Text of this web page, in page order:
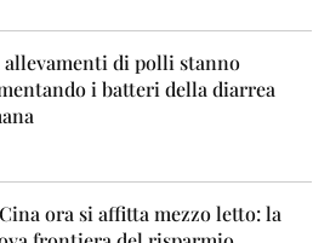
allevamenti di polli stanno
i batteri della diarrea
ora si affitta mezzo letto: la